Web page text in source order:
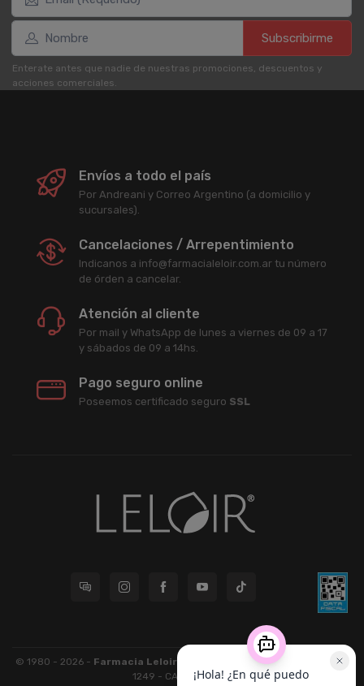
Subscribirme
Enterate antes que nadie de nuestras promociones, descuentos y
acciones comerciales.
Envíos a todo el país
Por Andreani y Correo Argentino (a domicilio y
sucursales).
Cancelaciones / Arrepentimiento
Indicanos a info@farmacialeloir.com.ar tu número
de órden a cancelar.
Atención al cliente
Por mail y WhatsApp de lunes a viernes de 09 a 17
y sábados de 09 a 14hs.
Pago seguro online
Poseemos certificado seguro SSL
© 1980 - 2026 - Farmacia Leloir S.R.L.
| CUIT 33609220789 - Larrea
1249 - CABA - CP 1117